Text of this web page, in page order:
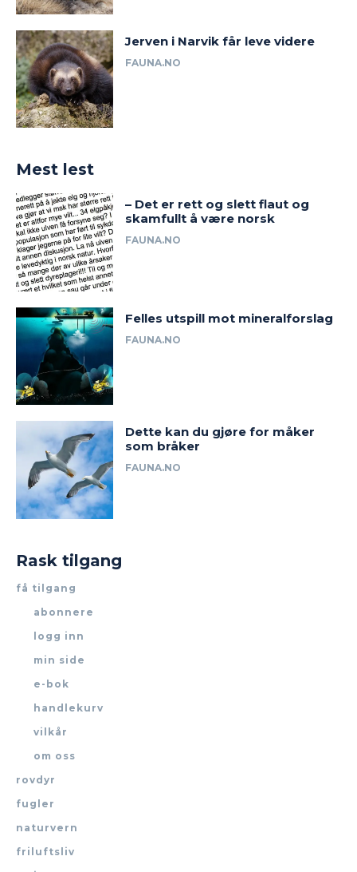
Jerven i Narvik får leve videre
FAUNA.NO
Mest lest
– Det er rett og slett flaut og
skamfullt å være norsk
FAUNA.NO
Felles utspill mot mineralforslag
FAUNA.NO
Dette kan du gjøre for måker
som bråker
FAUNA.NO
Rask tilgang
få tilgang
abonnere
logg inn
min side
e-bok
handlekurv
vilkår
om oss
rovdyr
fugler
naturvern
friluftsliv